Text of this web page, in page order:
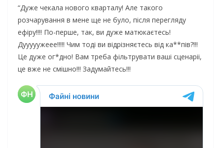
“Дуже чекала нового кварталу! Але такого
розчарування в мене ще не було, після перегляду
ефіру!!!! По-перше, так, ви дуже матюкаєтесь!
Дууууужеее!!!!! Чим тоді ви відрізняєтесь від ка**пів?!!!
Це дуже ог*дно! Вам треба фільтрувати ваші сценаріі,
це вже не смішно!!! Задумайтесь!!!